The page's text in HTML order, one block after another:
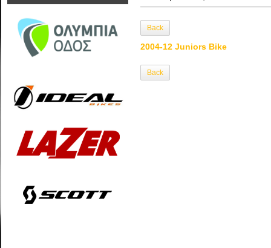
Back
2004-12 Juniors Bike
Back